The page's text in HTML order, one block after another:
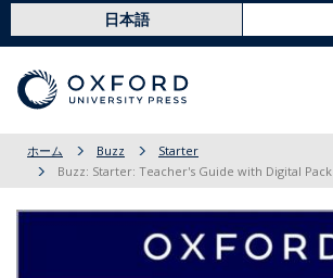
日本語
ホーム Buzz
Starter
Buzz: Starter: Teacher's Guide with Digital Pack